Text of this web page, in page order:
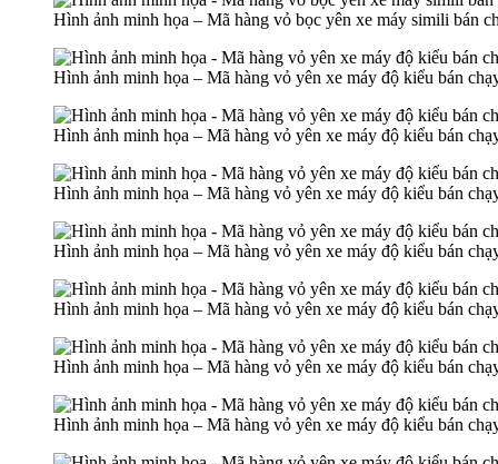
Hình ảnh minh họa – Mã hàng vỏ bọc yên xe máy simili bán
Hình ảnh minh họa – Mã hàng vỏ yên xe máy độ kiểu bán
Hình ảnh minh họa – Mã hàng vỏ yên xe máy độ kiểu bán
Hình ảnh minh họa – Mã hàng vỏ yên xe máy độ kiểu bán
Hình ảnh minh họa – Mã hàng vỏ yên xe máy độ kiểu bán
Hình ảnh minh họa – Mã hàng vỏ yên xe máy độ kiểu bán
Hình ảnh minh họa – Mã hàng vỏ yên xe máy độ kiểu bán
Hình ảnh minh họa – Mã hàng vỏ yên xe máy độ kiểu bán